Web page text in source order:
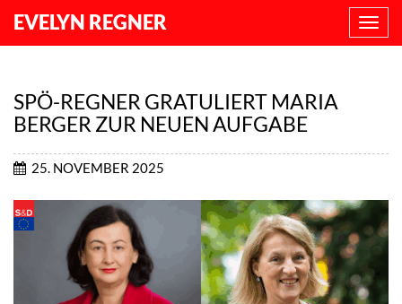
EVELYN REGNER
SPÖ-REGNER GRATULIERT MARIA
BERGER ZUR NEUEN AUFGABE
25. NOVEMBER 2025